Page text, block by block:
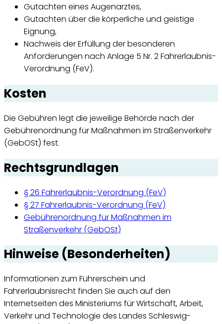
Gutachten eines Augenarztes,
Gutachten über die körperliche und geistige
Eignung,
Nachweis der Erfüllung der besonderen
Anforderungen nach Anlage 5 Nr. 2 Fahrerlaubnis-
Verordnung (FeV).
Kosten
Die Gebühren legt die jeweilige Behörde nach der
Gebührenordnung für Maßnahmen im Straßenverkehr
(GebOSt) fest.
Rechtsgrundlagen
§ 26 Fahrerlaubnis-Verordnung (FeV)
§ 27 Fahrerlaubnis-Verordnung (FeV)
Gebührenordnung für Maßnahmen im
Straßenverkehr (GebOSt)
Hinweise (Besonderheiten)
Informationen zum Führerschein und
Fahrerlaubnisrecht finden Sie auch auf den
Internetseiten des Ministeriums für Wirtschaft, Arbeit,
Verkehr und Technologie des Landes Schleswig-